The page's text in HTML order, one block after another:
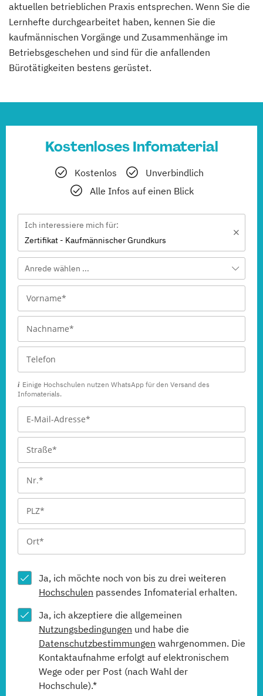
aktuellen betrieblichen Praxis entsprechen. Wenn Sie die
Lernhefte durchgearbeitet haben, kennen Sie die
kaufmännischen Vorgänge und Zusammen­hänge im
Betriebsgeschehen und sind für die anfallenden
Bürotätigkeiten bestens gerüstet.
Kostenloses Infomaterial
Kostenlos
Unverbindlich
Alle Infos auf einen Blick
Ich interessiere mich für:
Zertifikat - Kaufmännischer Grundkurs
Anrede wählen ...
Einige Hochschulen nutzen WhatsApp für den Versand des
Infomaterials.
Ja, ich möchte noch von bis zu drei weiteren
Hochschulen passendes Infomaterial erhalten.
Ja, ich akzeptiere die allgemeinen
Nutzungsbedingungen und habe die
Datenschutzbestimmungen wahrgenommen. Die
Kontaktaufnahme erfolgt auf elektronischem
Wege oder per Post (nach Wahl der
Hochschule).*